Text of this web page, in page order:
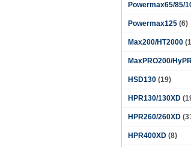
Powermax65/85/
Powermax125 (6)
Max200/HT2000
MaxPRO200/
HSD130 (19)
HPR130/130XD
HPR260/260XD
HPR400XD (8)